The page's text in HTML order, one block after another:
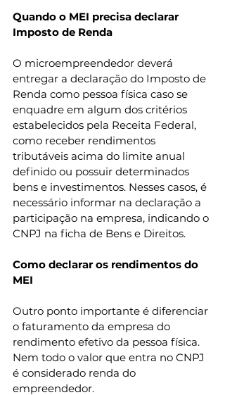
Quando o MEI precisa declarar
Imposto de Renda
O microempreendedor deverá
entregar a declaração do Imposto de
Renda como pessoa física caso se
enquadre em algum dos critérios
estabelecidos pela Receita Federal,
como receber rendimentos
tributáveis acima do limite anual
definido ou possuir determinados
bens e investimentos. Nesses casos, é
necessário informar na declaração a
participação na empresa, indicando o
CNPJ na ficha de Bens e Direitos.
Como declarar os rendimentos do
MEI
Outro ponto importante é diferenciar
o faturamento da empresa do
rendimento efetivo da pessoa física.
Nem todo o valor que entra no CNPJ
é considerado renda do
empreendedor.